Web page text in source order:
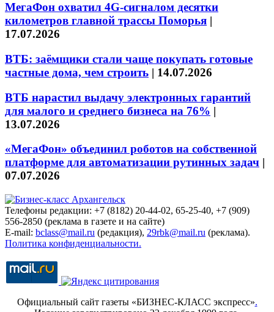
МегаФон охватил 4G-сигналом десятки
километров главной трассы Поморья |
17.07.2026
ВТБ: заёмщики стали чаще покупать готовые
частные дома, чем строить | 14.07.2026
ВТБ нарастил выдачу электронных гарантий
для малого и среднего бизнеса на 76% |
13.07.2026
«МегаФон» объединил роботов на собственной
платформе для автоматизации рутинных задач |
07.07.2026
Телефоны редакции: +7 (8182) 20-44-02, 65-25-40, +7 (909)
556-2850 (реклама в газете и на сайте)
E-mail: bclass@mail.ru (редакция), 29rbk@mail.ru (реклама).
Политика конфиденциальности.
Официальный сайт газеты «БИЗНЕС-КЛАСС экспресс».